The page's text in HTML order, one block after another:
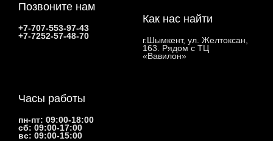
Позвоните нам
+7-707-553-97-43
+7-7252-57-48-70
Как нас найти
г.Шымкент, ул. Желтоксан,
163. Рядом с ТЦ
«Вавилон»
Часы работы
пн-пт: 09:00-18:00
сб: 09:00-17:00
вс: 09:00-15:00